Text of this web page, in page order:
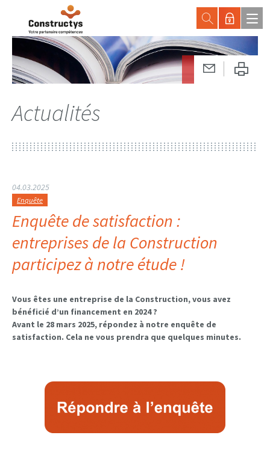
Actualités
04.03.2025
Enquête
Enquête de satisfaction :
entreprises de la Construction
participez à notre étude !
Vous êtes une entreprise de la Construction, vous avez
bénéficié d’un financement en 2024 ?
Avant le 28 mars 2025, répondez à notre enquête de
satisfaction. Cela ne vous prendra que quelques minutes.